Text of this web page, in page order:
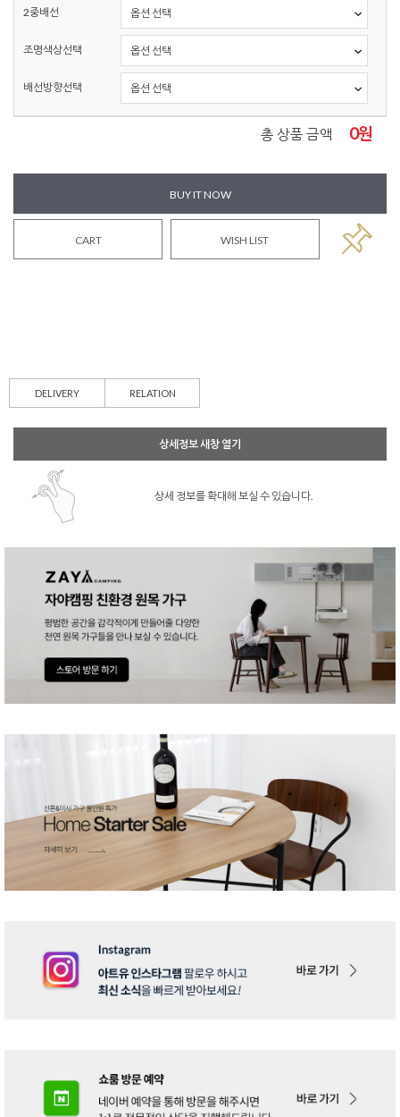
2중배선
조명색상선택
배선방향선택
총 상품 금액 0원
BUY IT NOW
CART WISH LIST
DELIVERY RELATION
상세정보 새창 열기
상세 정보를 확대해 보실 수 있습니다.